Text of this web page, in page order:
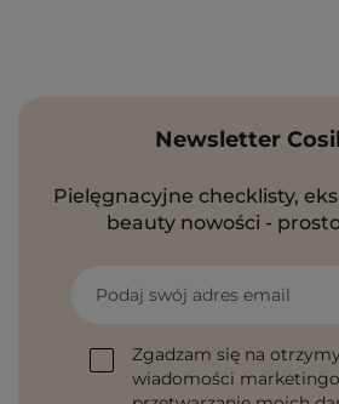
Newsletter
Pielęgnacyjne checklisty,
beauty nowości -
Podaj swój adres email
Zgadzam się na
wiadomości